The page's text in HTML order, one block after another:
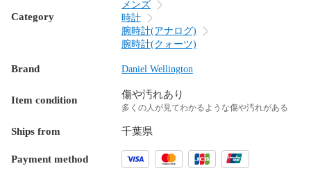
Category
メンズ
時計
腕時計(アナログ)
腕時計(クォーツ)
Brand Daniel Wellington
Item condition 傷や汚れあり
多くの人が見てわかるような傷や汚れがある
Ships from 千葉県
Payment method